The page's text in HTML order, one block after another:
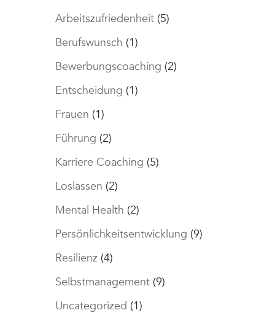
Arbeitszufriedenheit(5)
Berufswunsch (1)
Bewerbungscoaching (2)
Entscheidung (1)
Frauen (1)
Führung (2)
Karriere Coaching (5)
Loslassen (2)
Mental Health (2)
Persönlichkeitsentwicklung (9)
Resilienz(4)
Selbstmanagement(9)
Uncategorized (1)